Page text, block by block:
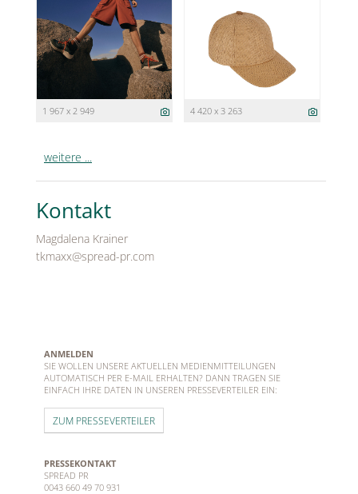
1 967 x 2 949 4 420 x 3 263
weitere ...
Kontakt
Magdalena Krainer
tkmaxx@spread-pr.com
ANMELDEN
SIE WOLLEN UNSERE AKTUELLEN MEDIENMITTEILUNGEN
AUTOMATISCH PER E-MAIL ERHALTEN? DANN TRAGEN SIE
EINFACH IHRE DATEN IN UNSEREN PRESSEVERTEILER EIN:
ZUM PRESSEVERTEILER
PRESSEKONTAKT
SPREAD PR
0043 660 49 70 931